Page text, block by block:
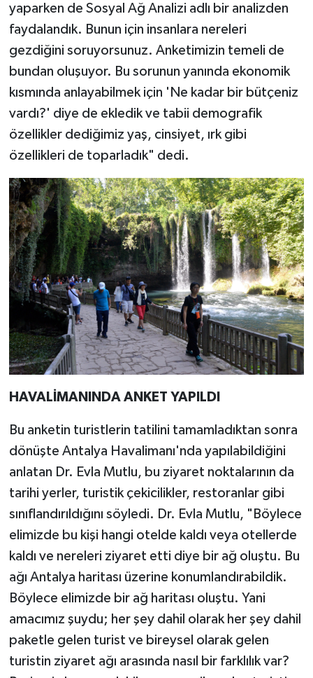
yaparken de Sosyal Ağ Analizi adlı bir analizden
faydalandık. Bunun için insanlara nereleri
gezdiğini soruyorsunuz. Anketimizin temeli de
bundan oluşuyor. Bu sorunun yanında ekonomik
kısmında anlayabilmek için 'Ne kadar bir bütçeniz
vardı?' diye de ekledik ve tabii demografik
özellikler dediğimiz yaş, cinsiyet, ırk gibi
özellikleri de toparladık" dedi.
HAVALİMANINDA ANKET YAPILDI
Bu anketin turistlerin tatilini tamamladıktan sonra
dönüşte Antalya Havalimanı'nda yapılabildiğini
anlatan Dr. Evla Mutlu, bu ziyaret noktalarının da
tarihi yerler, turistik çekicilikler, restoranlar gibi
sınıflandırıldığını söyledi. Dr. Evla Mutlu, "Böylece
elimizde bu kişi hangi otelde kaldı veya otellerde
kaldı ve nereleri ziyaret etti diye bir ağ oluştu. Bu
ağı Antalya haritası üzerine konumlandırabildik.
Böylece elimizde bir ağ haritası oluştu. Yani
amacımız şuydu; her şey dahil olarak her şey dahil
paketle gelen turist ve bireysel olarak gelen
turistin ziyaret ağı arasında nasıl bir farklılık var?